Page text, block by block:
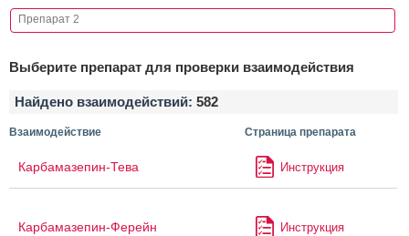
Выберите препарат для проверки взаимодействия
Найдено взаимодействий: 582
Взаимодействие Страница препарата
Карбамазепин-Тева Инструкция
Карбамазепин-Ферейн Инструкция